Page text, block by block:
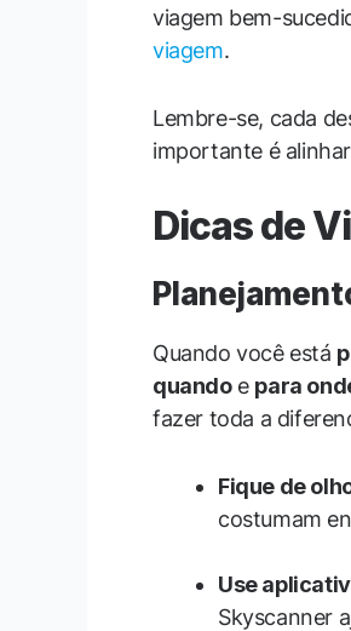
viagem bem-
viagem.
Lembre-se, cada
importante é
Dicas de
Quando você está
quandoe para
fazer toda a
Fique de
costumam
Use
Skyscanner